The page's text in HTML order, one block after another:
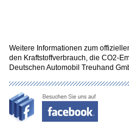
Weitere Informationen zum
den Kraftstoffverbrauch, die CO2-
Deutschen Automobil Treuhand